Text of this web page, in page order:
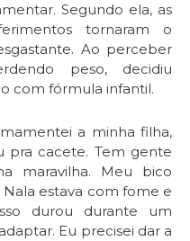
Segundo ela, as
tornaram o
Ao perceber
peso, decidiu
com fórmula infantil.
a minha filha,
pra cacete. Tem gente
maravilha. Meu bico
Nala estava com fome e
durou durante um
Eu precisei dar a